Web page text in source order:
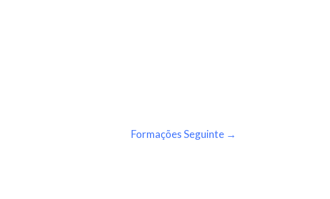
Formações Seguinte →